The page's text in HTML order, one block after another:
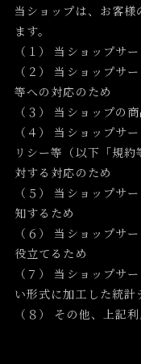
当ショップは、お客
ます。
（１） 当ショップサ
（２） 当ショップサ
等への対応のため
（３） 当ショップの
（４） 当ショップサ
リシー等（以下「規
対する対応のため
（５） 当ショップサ
知するため
（６） 当ショップサ
役立てるため
（７） 当ショップサ
い形式に加工した統計
（８） その他、上記